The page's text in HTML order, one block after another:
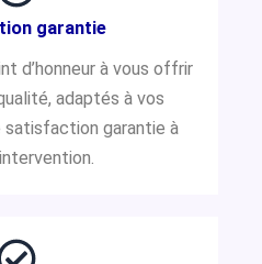
garantie
d’honneur à vous offrir
adaptés à vos
garantie à